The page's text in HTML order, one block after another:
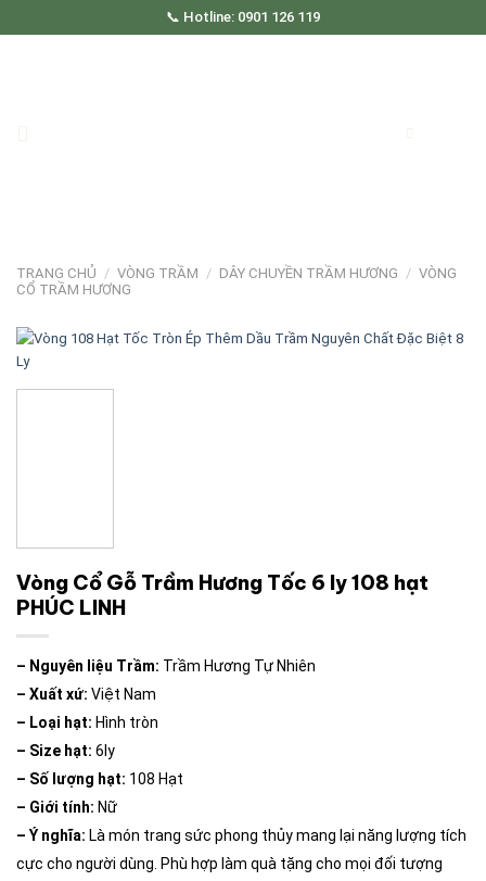
to
📞 Hotline: 0901 126 119
TRANG CHỦ / VÒNG TRẦM / DÂY CHUYỀN TRẦM HƯƠNG / VÒNG
CỔ TRẦM HƯƠNG
Vòng Cổ Gỗ Trầm Hương Tốc 6 ly 108 hạt
PHÚC LINH
– Nguyên liệu Trầm: Trầm Hương Tự Nhiên
– Xuất xứ: Việt Nam
– Loại hạt: Hình tròn
– Size hạt: 6ly
– Số lượng hạt: 108 Hạt
– Giới tính: Nữ
– Ý nghĩa: Là món trang sức phong thủy mang lại năng lượng tích
cực cho người dùng. Phù hợp làm quà tặng cho mọi đối tượng